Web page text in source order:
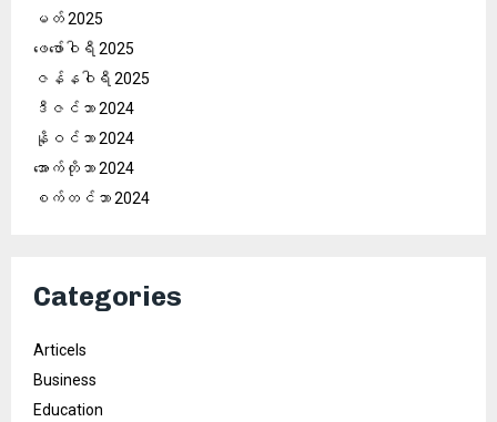
မတ် 2025
ဖေ‌ဖော်ဝါရီ 2025
ဇန်နဝါရီ 2025
ဒီဇင်ဘာ 2024
နိုဝင်ဘာ 2024
အောက်တိုဘာ 2024
စက်တင်ဘာ 2024
Categories
Articels
Business
Education